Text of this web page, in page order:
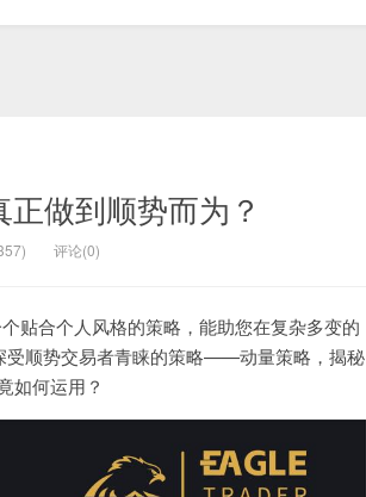
做到顺势而为？
评论(0)
贴合个人风格的策略，能助您在复杂多变的
受顺势交易者青睐的策略——动量策略，揭秘
如何运用？